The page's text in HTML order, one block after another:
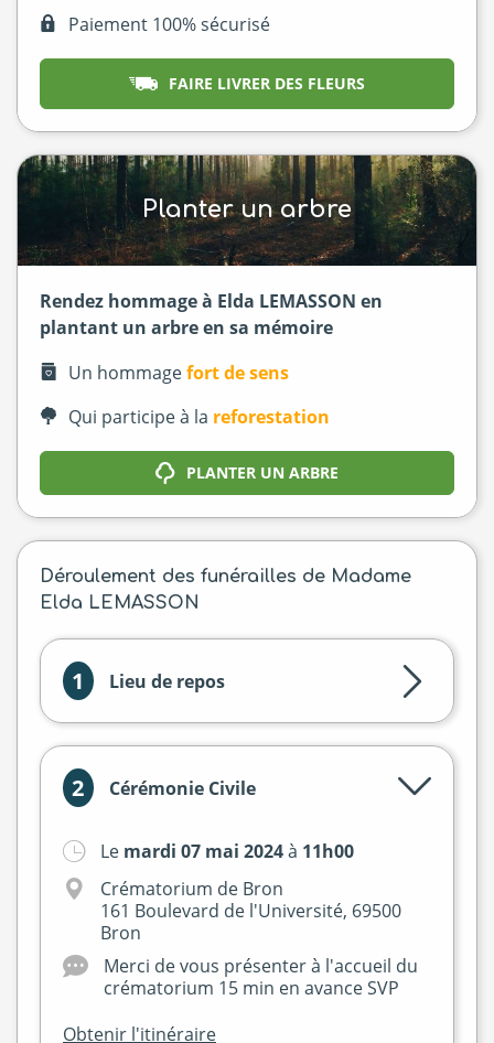
Paiement 100% sécurisé
FAIRE LIVRER DES FLEURS
Planter un arbre
Rendez hommage à Elda LEMASSON en
plantant un arbre en sa mémoire
Un hommagefort de sens
Qui participe à la reforestation
PLANTER UN ARBRE
Déroulement des funérailles de Madame
Elda LEMASSON
1 Lieu de repos
2 Cérémonie Civile
Le mardi 07 mai 2024à 11h00
Crématorium de Bron
161 Boulevard de l'Université, 69500
Bron
Merci de vous présenter à l'accueil du
crématorium 15 min en avance SVP
Obtenir l'itinéraire